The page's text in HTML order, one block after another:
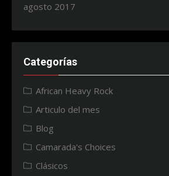
agosto 2017
Categorías
African Heavy Rock
Articulo del mes
Blog
Camarada's Choices
Clásicos